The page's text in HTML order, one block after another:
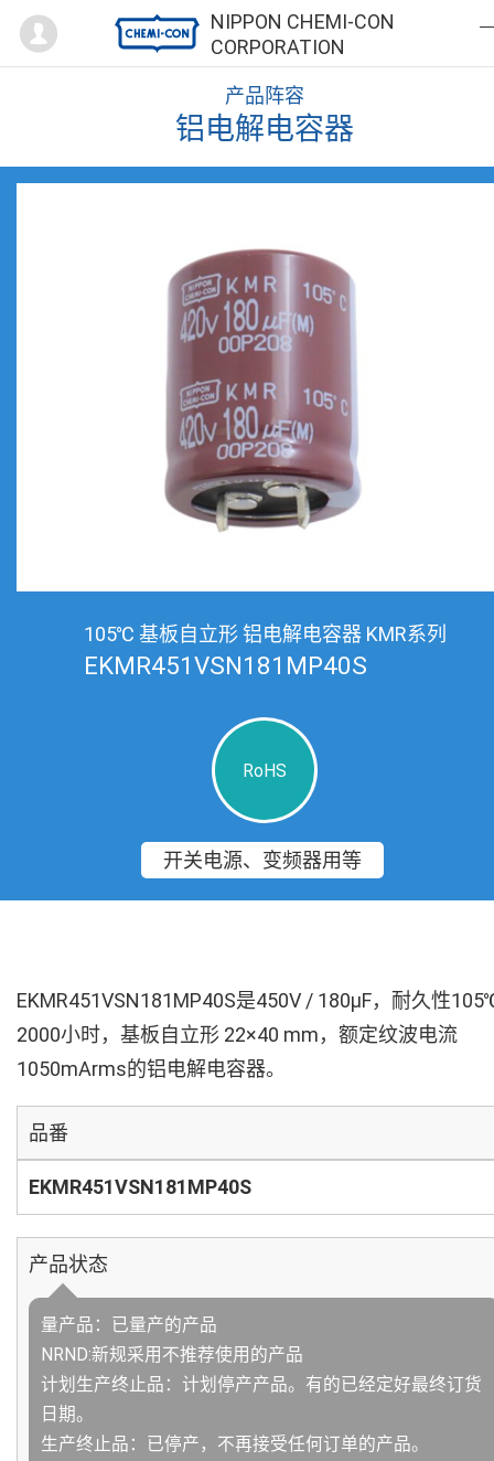
NIPPON CHEMI-CON
CORPORATION
Mypage
产品阵容
铝电解电容器
105℃ 基板自立形 铝电解电容器 KMR系列
EKMR451VSN181MP40S
RoHS
开关电源、变频器用等
EKMR451VSN181MP40S是450V / 180µF，耐久性
2000小时，基板自立形 22×40 mm，额定纹波电流
1050mArms的铝电解电容器。
品番
EKMR451VSN181MP40S
产品状态
量产品：已量产的产品
NRND:新规采用不推荐使用的产品
计划生产终止品：计划停产产品。有的已经定好最终订货
日期。
生产终止品：已停产，不再接受任何订单的产品。